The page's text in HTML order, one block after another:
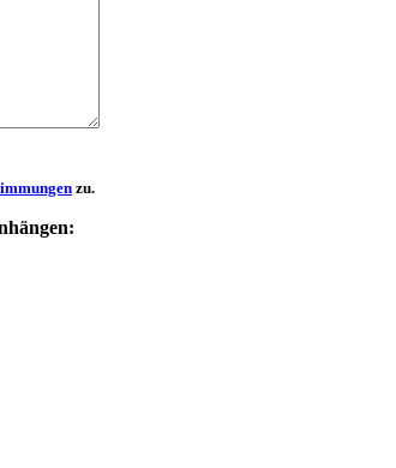
zu.